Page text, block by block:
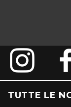
TUTTE LE